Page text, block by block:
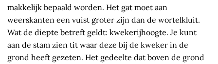
makkelijk bepaald worden. Het gat moet aan
weerskanten een vuist groter zijn dan de wortelkluit.
Wat de diepte betreft geldt: kwekerijhoogte. Je kunt
aan de stam zien tit waar deze bij de kweker in de
grond heeft gezeten. Het gedeelte dat boven de grond